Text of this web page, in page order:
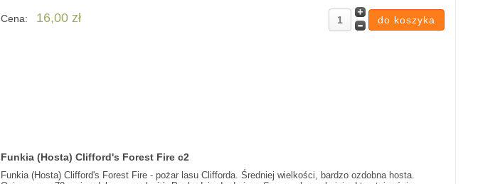
Cena: 16,00 zł
Funkia (Hosta) Clifford's Forest Fire c2
Funkia (Hosta) Clifford's Forest Fire - pożar lasu Clifforda. Średniej wielkości, bardzo ozdobna hosta.